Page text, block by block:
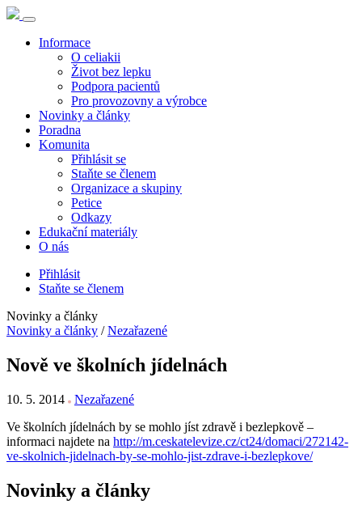
Informace
O celiakii
Život bez lepku
Podpora pacientů
Pro provozovny a výrobce
Novinky a články
Poradna
Komunita
Přihlásit se
Staňte se členem
Organizace a skupiny
Petice
Odkazy
Edukační materiály
O nás
Přihlásit
Staňte se členem
Novinky a články
Novinky a články / Nezařazené
Nově ve školních jídelnách
10. 5. 2014
Nezařazené
Ve školních jídelnách by se mohlo jíst zdravě i bezlepkově –
informaci najdete na http://m.ceskatelevize.cz/ct24/domaci/272142-
ve-skolnich-jidelnach-by-se-mohlo-jist-zdrave-i-bezlepkove/
Novinky a články